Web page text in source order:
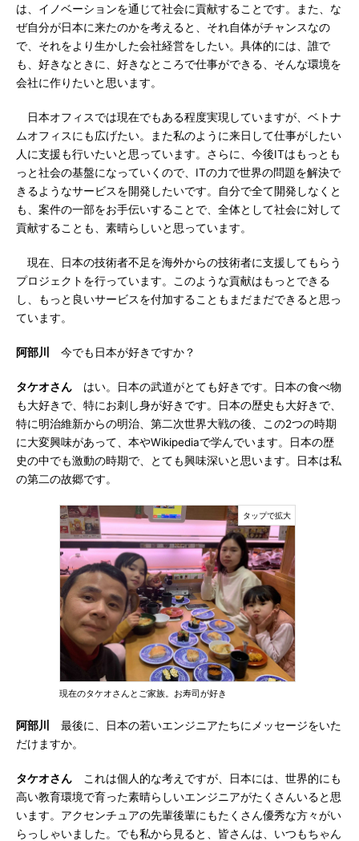
は、イノベーションを通じて社会に貢献することです。また、な
ぜ自分が日本に来たのかを考えると、それ自体がチャンスなの
で、それをより生かした会社経営をしたい。具体的には、誰で
も、好きなときに、好きなところで仕事ができる、そんな環境を
会社に作りたいと思います。
日本オフィスでは現在でもある程度実現していますが、ベトナ
ムオフィスにも広げたい。また私のように来日して仕事がしたい
人に支援も行いたいと思っています。さらに、今後ITはもっとも
っと社会の基盤になっていくので、ITの力で世界の問題を解決で
きるようなサービスを開発したいです。自分で全て開発しなくと
も、案件の一部をお手伝いすることで、全体として社会に対して
貢献することも、素晴らしいと思っています。
現在、日本の技術者不足を海外からの技術者に支援してもらう
プロジェクトを行っています。このような貢献はもっとできる
し、もっと良いサービスを付加することもまだまだできると思っ
ています。
阿部川 今でも日本が好きですか？
タケオさん はい。日本の武道がとても好きです。日本の食べ物
も大好きで、特にお刺し身が好きです。日本の歴史も大好きで、
特に明治維新からの明治、第二次世界大戦の後、この2つの時期
に大変興味があって、本やWikipediaで学んでいます。日本の歴
史の中でも激動の時期で、とても興味深いと思います。日本は私
の第二の故郷です。
現在のタケオさんとご家族。お寿司が好き
阿部川
最後に、日本の若いエンジニアたちにメッセージをいた
だけますか。
タケオさん これは個人的な考えですが、日本には、世界的にも
高い教育環境で育った素晴らしいエンジニアがたくさんいると思
います。アクセンチュアの先輩後輩にもたくさん優秀な方々がい
らっしゃいました。でも私から見ると、皆さんは、いつもちゃん